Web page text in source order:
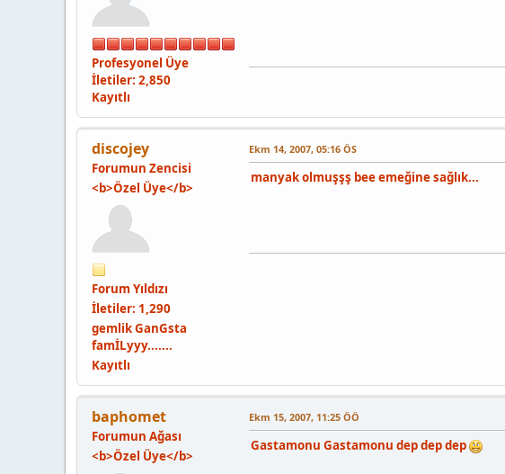
Profesyonel Üye
İletiler: 2,850
Kayıtlı
discojey
Forumun Zencisi
<b>Özel Üye</b>
Forum Yıldızı
İletiler: 1,290
gemlik GanGsta
famİLyyy.......
Kayıtlı
Ekm 14, 2007, 05:16 ÖS
manyak olmuşşş bee emeğine sağlık...
baphomet
Forumun Ağası
<b>Özel Üye</b>
Ekm 15, 2007, 11:25 ÖÖ
Gastamonu Gastamonu dep dep dep